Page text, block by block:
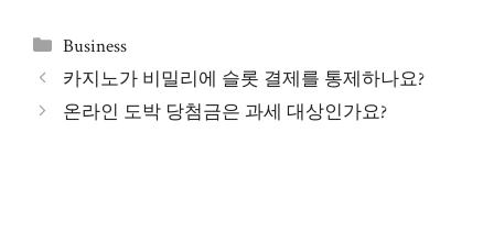
Categories
Business
카지노가 비밀리에 슬롯 결제를 통제하나요?
온라인 도박 당첨금은 과세 대상인가요?